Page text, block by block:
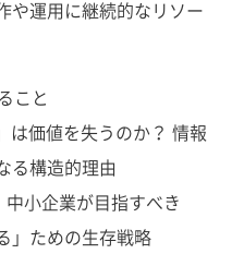
や運用に継続的なリソー
こと
は価値を失うのか？ 情報
る構造的理由
小企業が目指すべき
」ための生存戦略